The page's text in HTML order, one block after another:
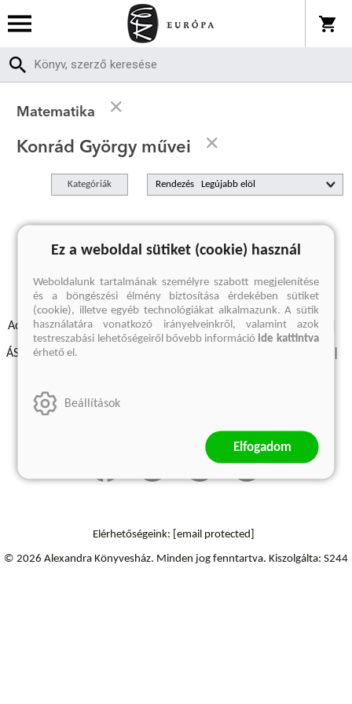
Matematika
Konrád György művei
Kategóriák Rendezés
A keresett kifejezésre nincs találat
Adatvédelmi szabályzatok Elállási felmondási nyilatkozat
ÁSZF - Vásárlási feltételek
Szállítási információk
Elérhetőségeink: [email protected]
© 2026 Alexandra Könyvesház. Minden jog fenntartva. Kiszolgálta: S244
Ez a weboldal sütiket (cookie) használ
Weboldalunk tartalmának személyre szabott megjelenítése
és a böngészési élmény biztosítása érdekében sütiket
(cookie), illetve egyéb technológiákat alkalmazunk. A sütik
használatára vonatkozó irányelveinkről, valamint azok
testreszabási lehetőségeiről bővebb információide kattintva
érhető el.
Beállítások
Elfogadom